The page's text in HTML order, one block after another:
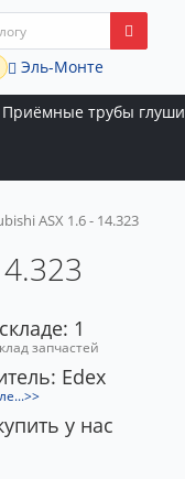
Эль-Монте
Приёмные трубы
ASX 1.6 - 14.323
1
запчастей
Edex
у нас